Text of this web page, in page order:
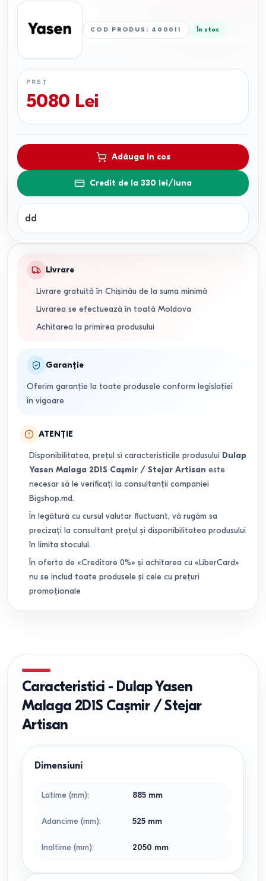
COD PRODUS : 400011 În stoc
PREȚ
5080 Lei
Adăuga in cos
Credit de la 330 lei/luna
dd
Livrare
Livrare gratuită în Chișinău de la suma minimă
Livrarea se efectuează în toată Moldova
Achitarea la primirea produsului
Garanție
Oferim garanție la toate produsele conform legislației
în vigoare
ATENȚIE
Disponibilitatea, prețul si caracteristicile produsului Dulap
Yasen Malaga 2D1S Cașmir / Stejar Artisan este
necesar să le verificați la consultanții companiei
Bigshop.md.
În legătură cu cursul valutar fluctuant, vă rugăm sa
precizați la consultant prețul și disponibilitatea produsului
în limita stocului.
În oferta de «Creditare 0%» și achitarea cu «LiberCard»
nu se includ toate produsele și cele cu prețuri
promoționale
Caracteristici - Dulap Yasen
Malaga 2D1S Cașmir / Stejar
Artisan
Dimensiuni
Latime (mm): 885mm
Adancime (mm): 525mm
Inaltime (mm): 2050 mm